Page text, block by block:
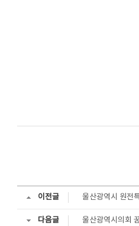
이전글 울산광역시 원전
다음글 울산광역시의회